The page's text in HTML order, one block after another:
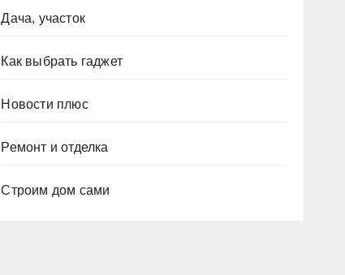
Дача, участок
Как выбрать гаджет
Новости плюс
Ремонт и отделка
Строим дом сами